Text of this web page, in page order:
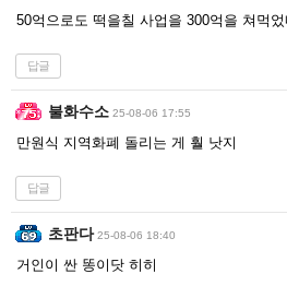
50억으로도 떡을칠 사업을 300억을 쳐먹
답글
불화수소 25-08-06 17:55
만원식 지역화폐 돌리는 게 훨 낫지
답글
초판다 25-08-06 18:40
거인이 싼 똥이닷 히히